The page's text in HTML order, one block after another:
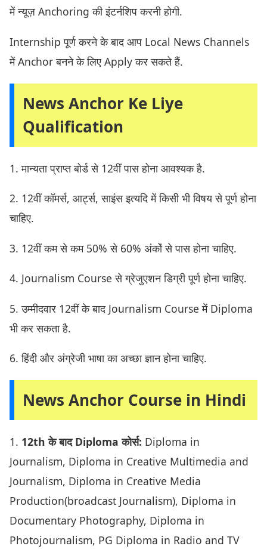
में न्यूज़ Anchoring की इंटर्नशिप करनी होगी.
Internship पूर्ण करने के बाद आप Local News Channels
में Anchor बनने के लिए Apply कर सकते हैं.
News Anchor Ke Liye
Qualification
1. मान्यता प्राप्त बोर्ड से 12वीं पास होना आवश्यक है.
2. 12वीं कॉमर्स, आर्ट्स, साइंस इत्यदि में किसी भी विषय से पूर्ण होना
चाहिए.
3. 12वीं कम से कम 50% से 60% अंकों से पास होना चाहिए.
4. Journalism Course से ग्रेजुएशन डिग्री पूर्ण होना चाहिए.
5. उम्मीदवार 12वीं के बाद Journalism Course में Diploma
भी कर सकता है.
6. हिंदी और अंग्रेजी भाषा का अच्छा ज्ञान होना चाहिए.
News Anchor Course in Hindi
1. 12th के बाद Diploma कोर्स: Diploma in
Journalism, Diploma in Creative Multimedia and
Journalism, Diploma in Creative Media
Production(broadcast Journalism), Diploma in
Documentary Photography, Diploma in
Photojournalism, PG Diploma in Radio and TV